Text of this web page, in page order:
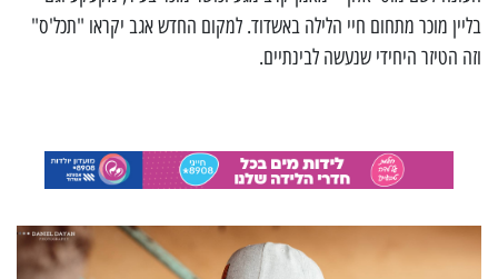
בליין מוכר מתחום חיי הלילה באשדוד. למקום החדש אגב יקראו "תכל'ס"
וזה הטיזר היחידי שנעשה לבינתיים.